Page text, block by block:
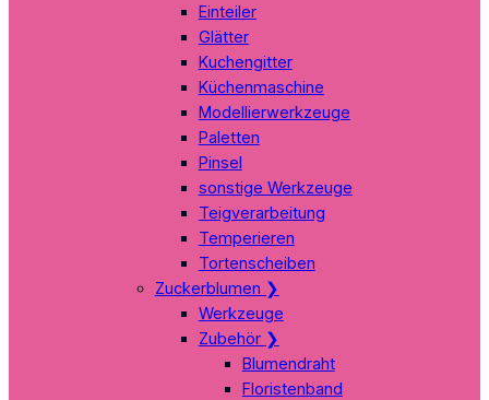
Einteiler
Glätter
Kuchengitter
Küchenmaschine
Modellierwerkzeuge
Paletten
Pinsel
sonstige Werkzeuge
Teigverarbeitung
Temperieren
Tortenscheiben
Zuckerblumen ❯
Werkzeuge
Zubehör ❯
Blumendraht
Floristenband